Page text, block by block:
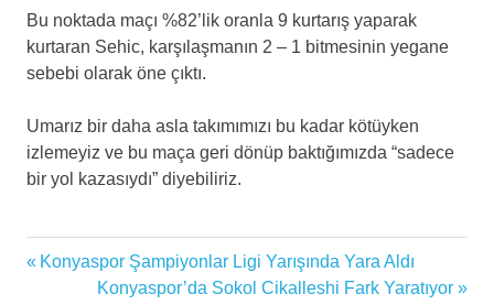
Bu noktada maçı %82’lik oranla 9 kurtarış yaparak
kurtaran Sehic, karşılaşmanın 2 – 1 bitmesinin yegane
sebebi olarak öne çıktı.
Umarız bir daha asla takımımızı bu kadar kötüyken
izlemeyiz ve bu maça geri dönüp baktığımızda “sadece
bir yol kazasıydı” diyebiliriz.
Fenerbahçe
Yazı
Previous
Konyaspor Şampiyonlar Ligi Yarışında Yara Aldı
Next
Konyaspor’da Sokol Cikalleshi Fark Yaratıyor